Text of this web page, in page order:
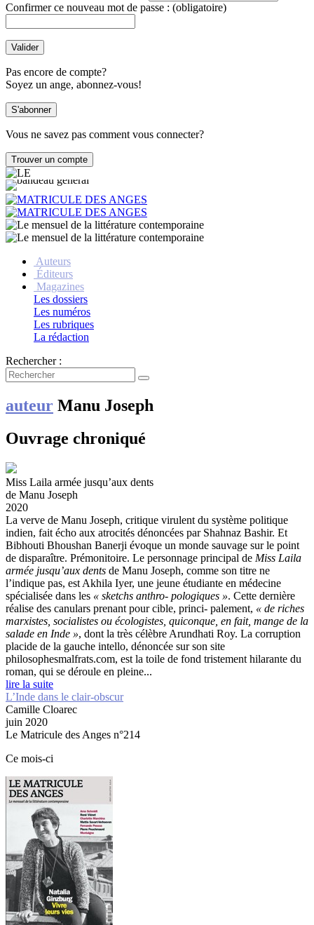
Confirmer ce nouveau mot de passe : (obligatoire)
Pas encore de compte?
Soyez un ange, abonnez-vous!
Vous ne savez pas comment vous connecter?
Auteurs
Éditeurs
Magazines
Les dossiers
Les numéros
Les rubriques
La rédaction
Rechercher :
auteur Manu Joseph
Ouvrage chroniqué
Miss Laila armée jusqu’aux dents
de Manu Joseph
2020
La verve de Manu Joseph, critique virulent du système politique
indien, fait écho aux atrocités dénoncées par Shahnaz Bashir. Et
Bibhouti Bhoushan Banerji évoque un monde sauvage sur le point
de disparaître. Prémonitoire. Le personnage principal de Miss Laila
armée jusqu’aux dents de Manu Joseph, comme son titre ne
l’indique pas, est Akhila Iyer, une jeune étudiante en médecine
spécialisée dans les « sketchs anthro- pologiques ». Cette dernière
réalise des canulars prenant pour cible, princi- palement, « de riches
marxistes, socialistes ou écologistes, quiconque, en fait, mange de la
salade en Inde », dont la très célèbre Arundhati Roy. La corruption
placide de la gauche intello, dénoncée sur son site
philosophesmalfrats.com, est la toile de fond tristement hilarante du
roman, qui se déroule en pleine...
lire la suite
L’Inde dans le clair-obscur
Camille Cloarec
juin 2020
Le Matricule des Anges n°214
Ce mois-ci